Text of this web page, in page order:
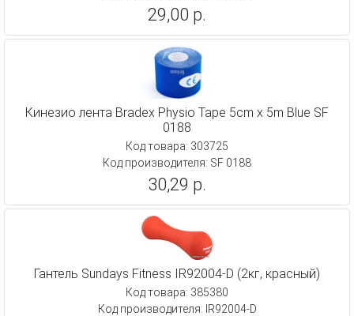
29,00 р.
Кинезио лента Bradex Physio Tape 5cm x 5m Blue SF
0188
Код товара: 303725
Код производителя: SF 0188
30,29 р.
Гантель Sundays Fitness IR92004-D (2кг, красный)
Код товара: 385380
Код производителя: IR92004-D